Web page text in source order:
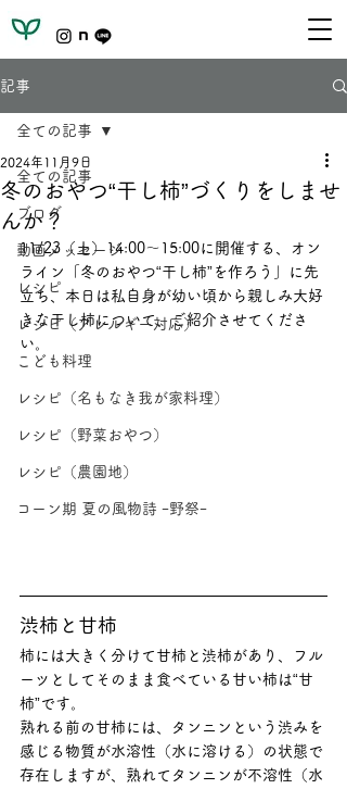
記事
全ての記事
ブログ
動画メッセージ
レシピ
レシピ（アレルギー対応）
こども料理
レシピ（名もなき我が家料理）
レシピ（野菜おやつ）
レシピ（農園地）
コーン期 夏の風物詩 ｰ野祭ｰ
全ての記事
冬のおやつ“干し柿”づくりをしませ
んか？
2024年11月9日
11/23（土）14:00～15:00に開催する、オン
ライン「冬のおやつ“干し柿”を作ろう」に先
立ち、本日は私自身が幼い頃から親しみ大好
きな干し柿について、ご紹介させてくださ
い。
渋柿と甘柿
柿には大きく分けて甘柿と渋柿があり、フル
ーツとしてそのまま食べている甘い柿は“甘
柿”です。
熟れる前の甘柿には、タンニンという渋みを
感じる物質が水溶性（水に溶ける）の状態で
存在しますが、熟れてタンニンが不溶性（水